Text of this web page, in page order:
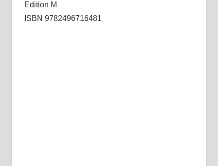
Edition M
ISBN 9782496716481